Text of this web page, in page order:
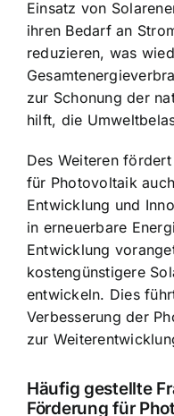
Einsatz von
ihren Bedarf an
reduzieren, was
zur Schonung der
hilft, die
Des Weiteren
für Photovoltaik
Entwicklung und
in erneuerbare
Entwicklung
kostengünstigere
entwickeln. Dies
Verbesserung der
zur
Häufig gestellte
Förderung für